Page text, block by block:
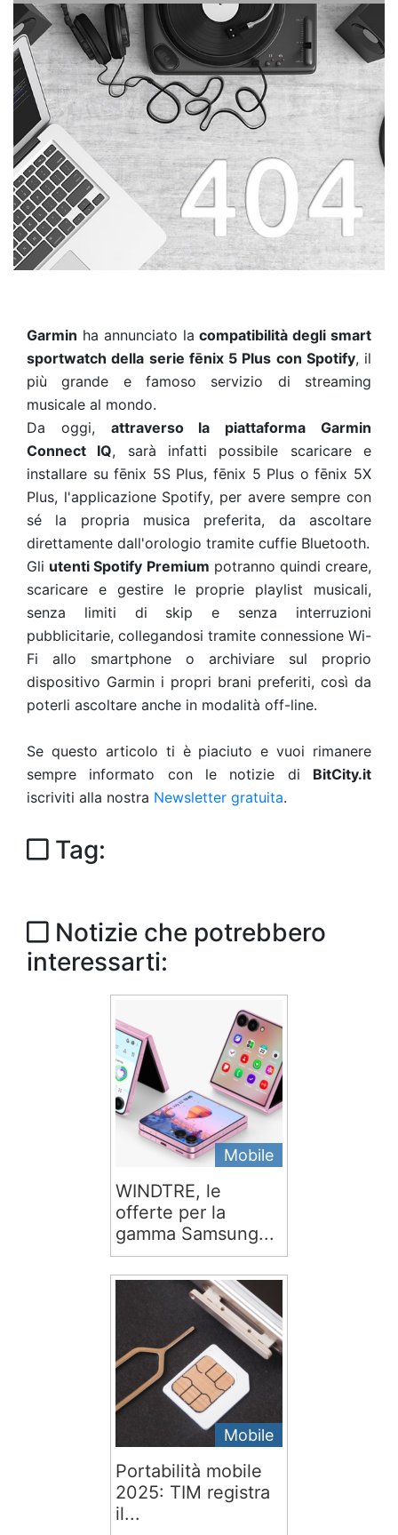
Garmin ha annunciato lacompatibilità degli smart
sportwatch della serie fēnix 5 Plus con Spotify, il
più grande e famoso servizio di streaming
musicale al mondo.
Da oggi, attraverso la piattaforma Garmin
Connect IQ, sarà infatti possibile scaricare e
installare su fēnix 5S Plus, fēnix 5 Plus o fēnix 5X
Plus, l'applicazione Spotify, per avere sempre con
sé la propria musica preferita, da ascoltare
direttamente dall'orologio tramite cuffie Bluetooth.
Gli utenti Spotify Premium potranno quindi creare,
scaricare e gestire le proprie playlist musicali,
senza limiti di skip e senza interruzioni
pubblicitarie, collegandosi tramite connessione Wi-
Fi allo smartphone o archiviare sul proprio
dispositivo Garmin i propri brani preferiti, così da
poterli ascoltare anche in modalità off-line.
Se questo articolo ti è piaciuto e vuoi rimanere
sempre informato con le notizie di BitCity.it
iscriviti alla nostra Newsletter gratuita.
Tag:
Notizie che potrebbero
interessarti:
Mobile
WINDTRE, le
offerte per la
gamma Samsung...
Mobile
Portabilità mobile
2025: TIM registra
il...